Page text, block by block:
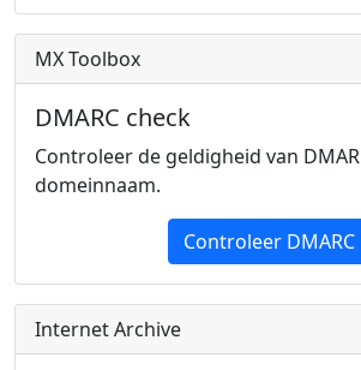
MX Toolbox
DMARC check
Controleer de geldigheid van
domeinnaam.
Controleer DMARC
Internet Archive